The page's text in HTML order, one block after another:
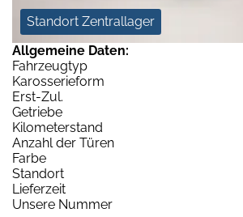
Standort Zentrallager
Allgemeine Daten:
Fahrzeugtyp
Karosserieform
Erst-Zul.
Getriebe
Kilometerstand
Anzahl der Türen
Farbe
Standort
Lieferzeit
Unsere Nummer